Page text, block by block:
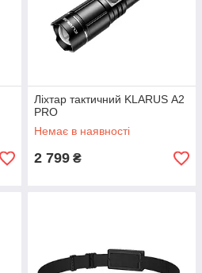
Ліхтар тактичний KLARUS А2
PRO
Немає в наявності
2 799 ₴